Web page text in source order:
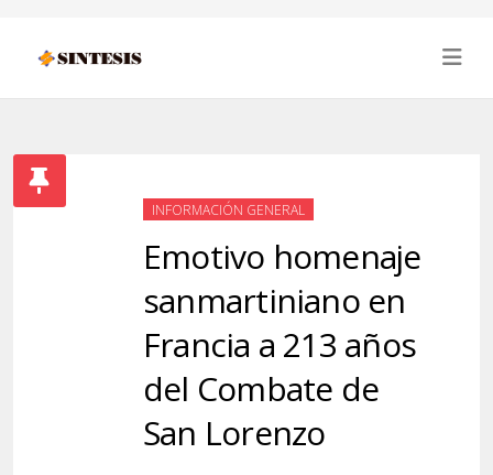
INFORMACIÓN GENERAL
Emotivo homenaje
sanmartiniano en
Francia a 213 años
del Combate de
San Lorenzo